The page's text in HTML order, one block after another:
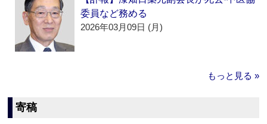
委員など務める
2026年03月09日 (月)
もっと見る »
寄稿